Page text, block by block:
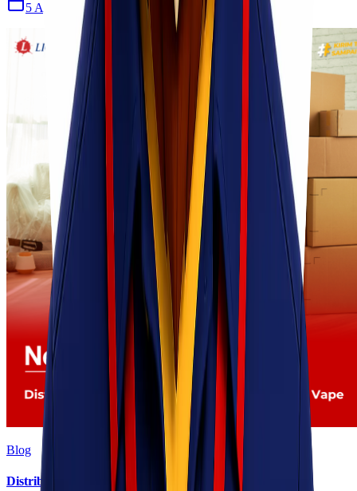
5 Agu 2026
Blog
Distribusi Pengiriman Rokok Elektronik atau Vape